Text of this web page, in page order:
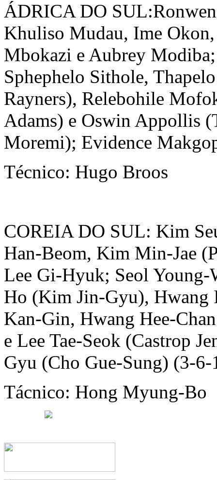
ÁDRICA DO
Khuliso Mudau, Ime
Mbokazi e Aubrey
Sphephelo Sithole,
Rayners), Relebohile
Adams) e Oswin Appollis
Moremi); Evidence
Técnico: Hugo Broos
COREIA DO SUL: Kim
Han-Beom, Kim Min-Jae
Lee Gi-Hyuk; Seol Young-
Ho (Kim Jin-Gyu), Hwang
Kan-Gin, Hwang Hee-
e Lee Tae-Seok (Castrop
Gyu (Cho Gue-Sung) (3-6-
Tácnico: Hong Myung-Bo